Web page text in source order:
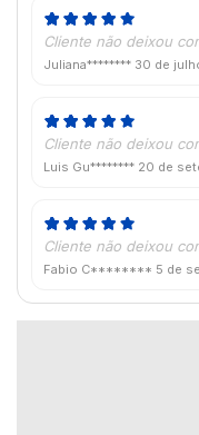
Cliente não deixou
Juliana******** 30 de
Cliente não deixou
Luis Gu******** 20 de
Cliente não deixou
Fabio C******** 5 de